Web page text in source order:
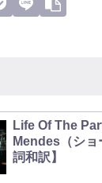
Life Of The
Mendes（ショ
詞和訳】